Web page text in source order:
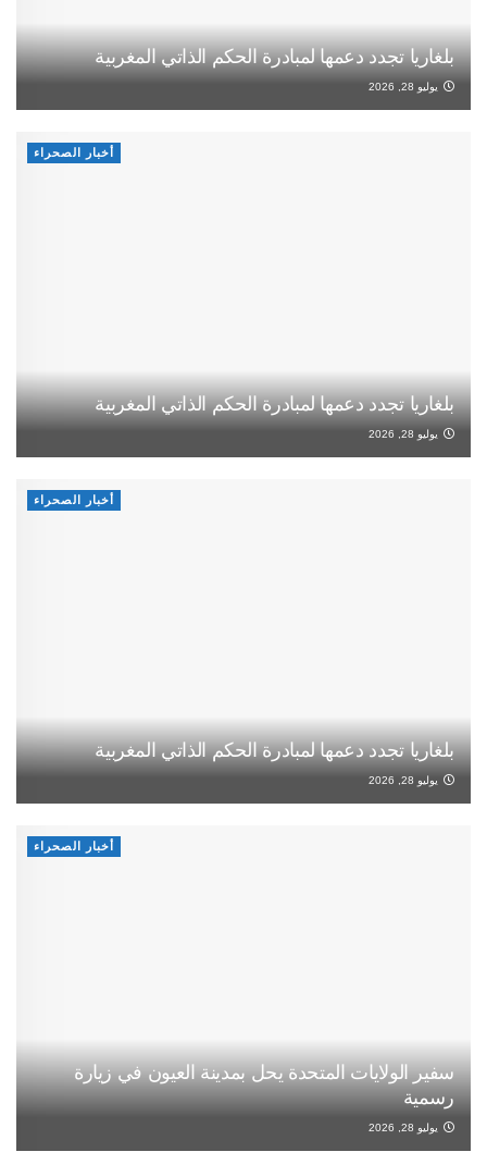
بلغاريا تجدد دعمها لمبادرة الحكم الذاتي المغربية
يوليو 28, 2026
أخبار الصحراء
بلغاريا تجدد دعمها لمبادرة الحكم الذاتي المغربية
يوليو 28, 2026
أخبار الصحراء
بلغاريا تجدد دعمها لمبادرة الحكم الذاتي المغربية
يوليو 28, 2026
أخبار الصحراء
سفير الولايات المتحدة يحل بمدينة العيون في زيارة
رسمية
يوليو 28, 2026